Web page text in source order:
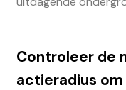
Controleer de
actieradius